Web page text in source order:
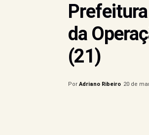
da
(21)
Por Adriano Ribeiro 20 de